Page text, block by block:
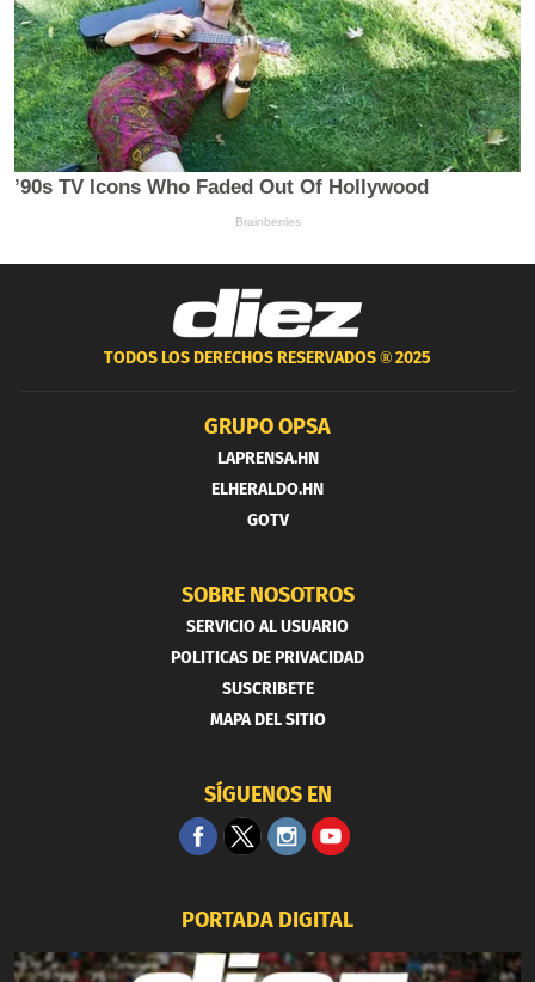
TODOS LOS DERECHOS RESERVADOS ®2025
GRUPO OPSA
LAPRENSA.HN
ELHERALDO.HN
GOTV
SOBRE NOSOTROS
SERVICIO AL USUARIO
POLITICAS DE PRIVACIDAD
SUSCRIBETE
MAPA DEL SITIO
SÍGUENOS EN
PORTADA DIGITAL